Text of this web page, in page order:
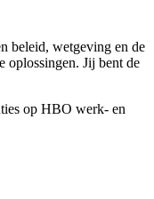
beleid, wetgeving en de
oplossingen. Jij bent de
op HBO werk- en